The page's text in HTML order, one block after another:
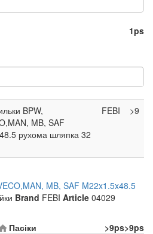
1ps
BPW,
MB, SAF
рухома шляпка 32
FEBI >9
MB, SAF M22x1.5x48.5
Brand FEBI Article 04029
>9ps
Пасіки >9ps